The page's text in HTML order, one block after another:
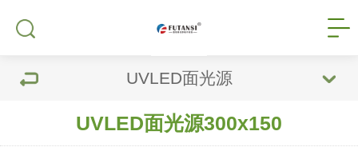
UVLED面光源
UVLED面光源300x150